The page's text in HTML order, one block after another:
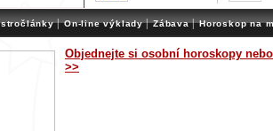
| On-line výklady | Zábava | Horoskop na
Objednejte si osobní horoskopy
>>